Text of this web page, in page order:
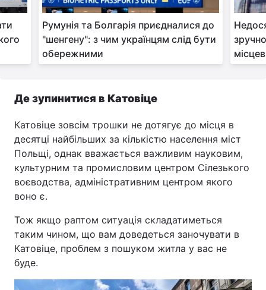
Румунія та Болгарія приєдналися до
"шенгену": з чим українцям слід бути
обережними
Де зупинитися в Катовіце
Катовіце зовсім трошки не дотягує до місця в
десятці найбільших за кількістю населення міст
Польщі, однак вважається важливим науковим,
культурним та промисловим центром Сілезького
воєводства, адміністративним центром якого
воно є.
Тож якщо раптом ситуація складатиметься
таким чином, що вам доведеться заночувати в
Катовіце, проблем з пошуком житла у вас не
буде.